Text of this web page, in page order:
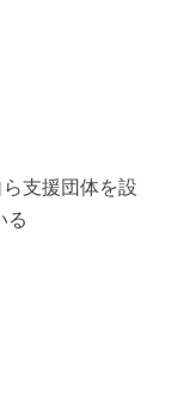
支援団体を設
る